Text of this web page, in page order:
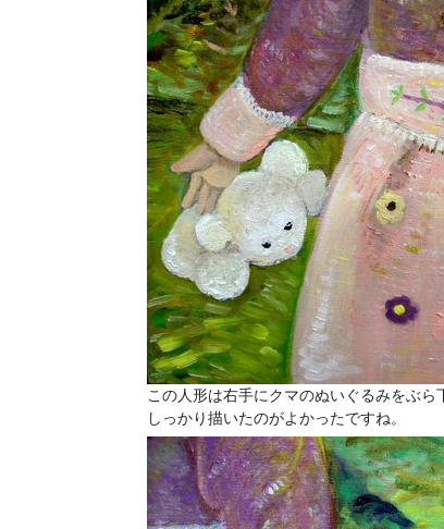
この人形は右手にクマのぬいぐるみをぶ
しっかり描いたのがよかったですね。